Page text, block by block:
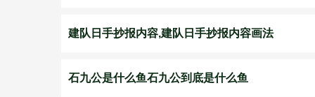
建队日手抄报内容,建队日手抄报内容画法
石九公是什么鱼石九公到底是什么鱼